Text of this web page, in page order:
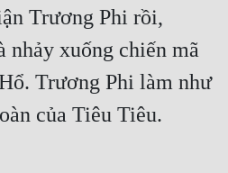
Trương Phi rồi,
nhảy xuống chiến mã
Trương Phi làm như
của Tiêu Tiêu.